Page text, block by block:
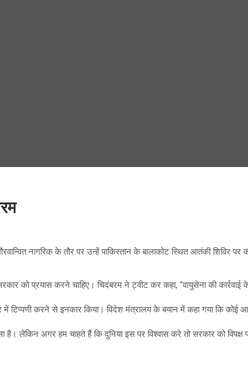
नागरिक के तौर पर उन्हें पाकिस्तान के बालाकोट स्थित आतंकी शिविर
को प्रयास करने चाहिए। चिदंबरम ने ट्वीट कर कहा, “वायुसेना की
में टिप्पणी करने से इनकार किया। विदेश मंत्रालय के बयान में कहा गया कि
है। लेकिन अगर हम चाहते हैं कि दुनिया इस पर विश्वास करे तो सरकार को